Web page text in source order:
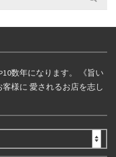
数年になります。 《旨い
様に 愛されるお店を志し